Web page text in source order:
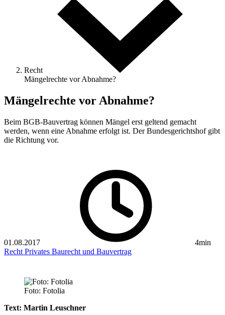
Recht
Mängelrechte vor Abnahme?
Mängelrechte vor Abnahme?
Beim BGB-Bauvertrag können Mängel erst geltend gemacht
werden, wenn eine Abnahme erfolgt ist. Der Bundesgerichtshof gibt
die Richtung vor.
01.08.2017
4min
Recht Privates Baurecht und Bauvertrag
Foto: Fotolia
Text: Martin Leuschner